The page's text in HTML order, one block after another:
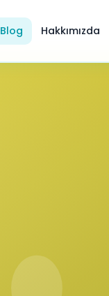
Blog Hakkımızda